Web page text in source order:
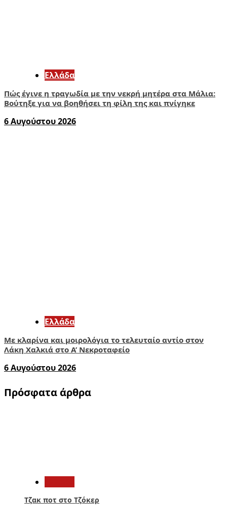
Ελλάδα
Πώς έγινε η τραγωδία με την νεκρή μητέρα στα Μάλια:
Βούτηξε για να βοηθήσει τη φίλη της και πνίγηκε
6 Αυγούστου 2026
Ελλάδα
Με κλαρίνα και μοιρολόγια το τελευταίο αντίο στον
Λάκη Χαλκιά στο A’ Νεκροταφείο
6 Αυγούστου 2026
Πρόσφατα άρθρα
Τζακ ποτ στο Τζόκερ